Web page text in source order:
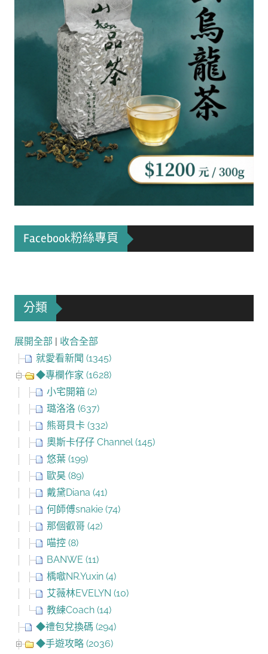
Facebook粉絲專頁
分類
展開全部
收合全部
就愛看新聞 (1345)
◆專欄作家 (1628)
小宅開箱 (2)
璐洛洛 (637)
熊哥貝卡 (332)
奧斯卡仔仔 Channel (145)
悠葉 (199)
歐昊 (89)
戴黛Diana (41)
何師傅snakie (74)
那個叡哥 (42)
喵控 (8)
BANWE (11)
楀噷NR.Yuxin (4)
艾薇林EVELYN (10)
教練Coach (14)
◆禮包兌換碼 (294)
◆手遊攻略 (2036)